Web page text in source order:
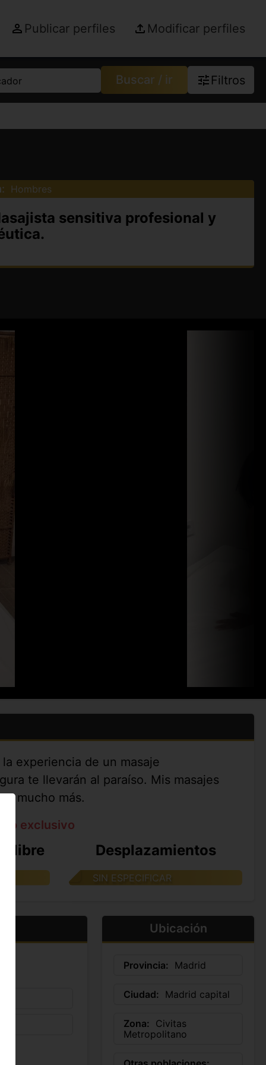
Publicar perfiles Modificar perfiles
Buscar / ir Filtros
Hombres
sensitiva profesional y
experiencia de un masaje
te llevarán al paraíso. Mis masajes
y mucho más.
exclusivo
libre Desplazamientos
SIN ESPECIFICAR
Ubicación
Provincia: Madrid
Ciudad: Madrid capital
Zona:
Civitas
Metropolitano